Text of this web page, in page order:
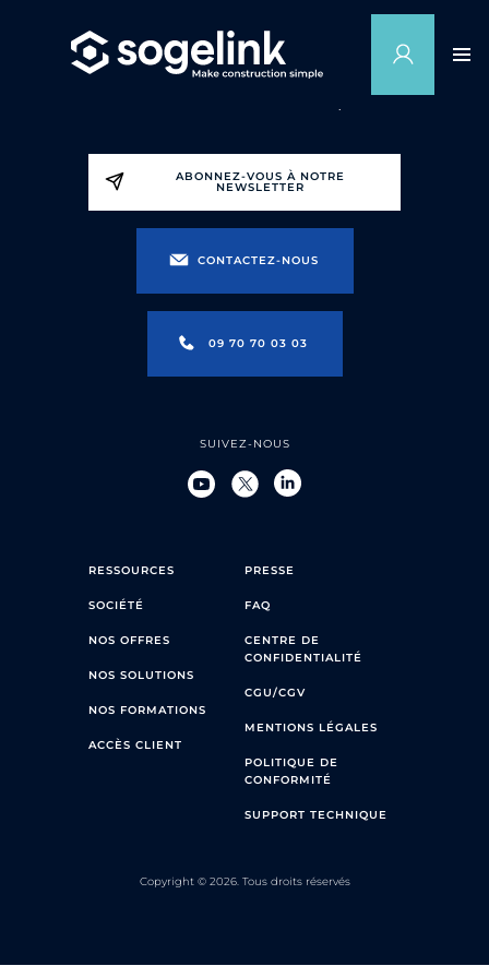
ABONNEZ-VOUS À NOTRE
NEWSLETTER
CONTACTEZ-NOUS
09 70 70 03 03
SUIVEZ-NOUS
RESSOURCES
SOCIÉTÉ
NOS OFFRES
NOS SOLUTIONS
NOS FORMATIONS
ACCÈS CLIENT
PRESSE
FAQ
CENTRE DE
CONFIDENTIALITÉ
CGU/CGV
MENTIONS LÉGALES
POLITIQUE DE
CONFORMITÉ
SUPPORT TECHNIQUE
Copyright © 2026. Tous droits réservés